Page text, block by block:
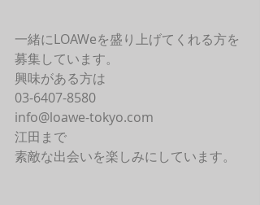
一緒にLOAWeを盛り上げてくれる方を
募集しています。
興味がある方は
03-6407-8580
info@loawe-tokyo.com
江田まで
素敵な出会いを楽しみにしています。